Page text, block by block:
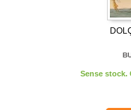
Sense stock.